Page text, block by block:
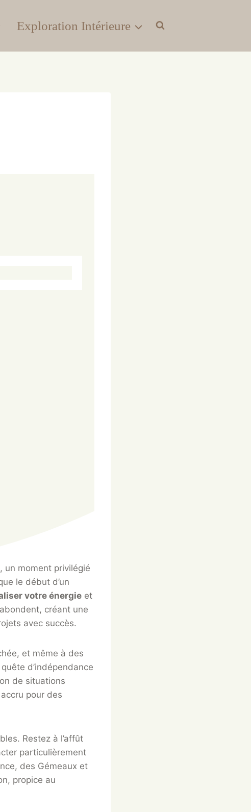
Exploration Intérieure
, un moment privilégié
le début d’un
votre énergie et
créant une
avec succès.
et même à des
d’indépendance
de situations
pour des
Restez à l’affût
particulièrement
des Gémeaux et
propice au